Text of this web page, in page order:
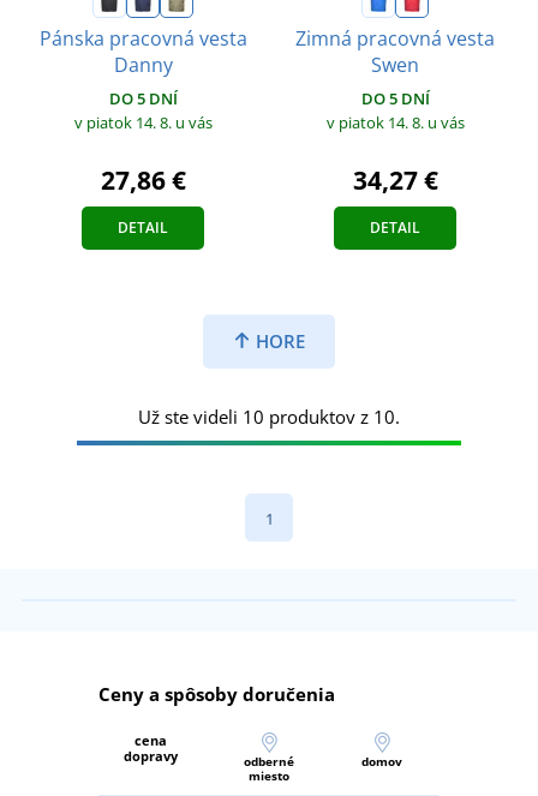
Pánska pracovná vesta
Danny
DO 5 DNÍ
v piatok 14. 8. u vás
27,86 €
DETAIL
Zimná pracovná vesta
Swen
DO 5 DNÍ
v piatok 14. 8. u vás
34,27 €
DETAIL
HORE
Už ste videli 10 produktov z 10.
1
Ceny a spôsoby doručenia
cena
dopravy
odberné
miesto
domov